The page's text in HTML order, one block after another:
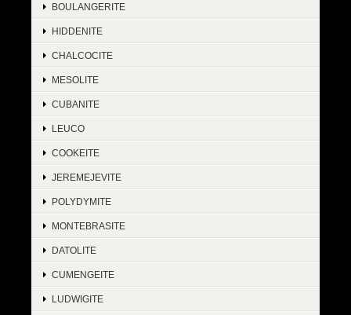
BOULANGERITE
HIDDENITE
CHALCOCITE
MESOLITE
CUBANITE
LEUCO
COOKEITE
JEREMEJEVITE
POLYDYMITE
MONTEBRASITE
DATOLITE
CUMENGEITE
LUDWIGITE